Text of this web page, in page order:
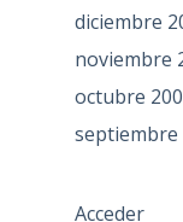
diciembre
noviembre
octubre
septiembre
Acceder